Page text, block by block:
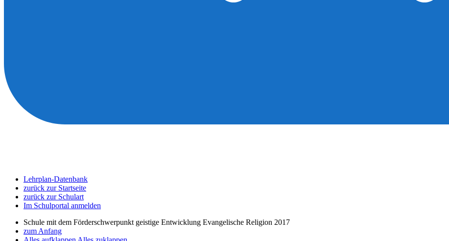
Lehrplan-Datenbank
zurück zur Startseite
zurück zur Schulart
Im Schulportal anmelden
Schule mit dem Förderschwerpunkt geistige Entwicklung Evangelische Religion 2017
zum Anfang